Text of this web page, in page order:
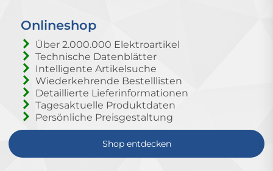
Onlineshop
Über 2.000.000 Elektroartikel
Technische Datenblätter
Intelligente Artikelsuche
Wiederkehrende Bestelllisten
Detaillierte Lieferinformationen
Tagesaktuelle Produktdaten
Persönliche Preisgestaltung
Shop entdecken